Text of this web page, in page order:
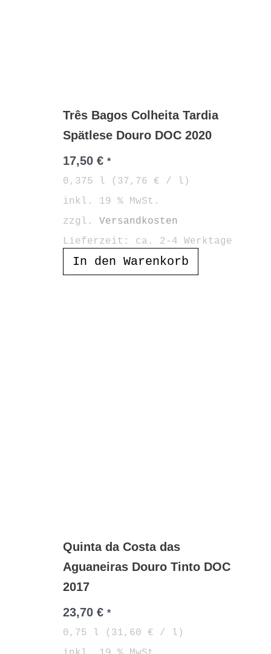
Três Bagos Colheita Tardia
Spätlese Douro DOC 2020
17,50 € *
0,375 l ( 37,76 € / l )
inkl. 19 % MwSt.
zzgl. Versandkosten
Lieferzeit: ca. 2-4 Werktage
In den Warenkorb
Quinta da Costa das
Aguaneiras Douro Tinto DOC
2017
23,70 € *
0,75 l ( 31,60 € / l )